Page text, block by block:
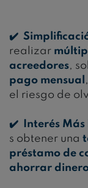
✔️
realizar
acreedores,
pago mensual
el riesgo de
✔️ Interés Más
s obtener una
préstamo de
ahorrar